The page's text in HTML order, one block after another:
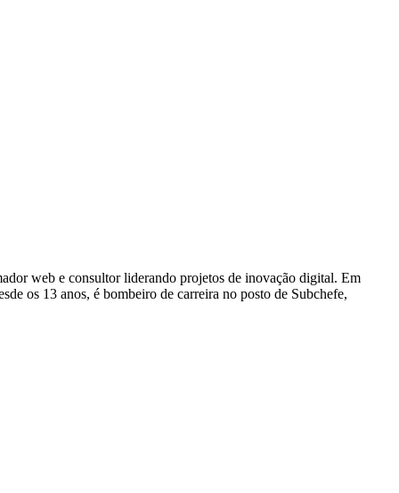
web e consultor liderando projetos de inovação digital. Em
os 13 anos, é bombeiro de carreira no posto de Subchefe,